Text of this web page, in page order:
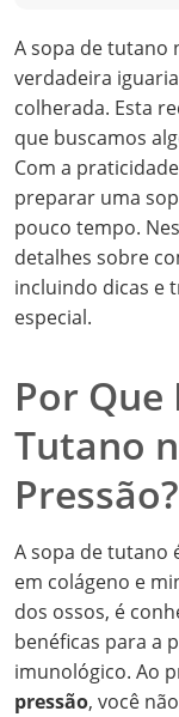
A sopa de tutano
verdadeira
colherada. Esta
que buscamos
Com a
preparar uma
pouco tempo.
detalhes sobre
incluindo dicas e
especial.
Por Que
Tutano
Pressão?
A sopa de tutano
em colágeno e
dos ossos, é
benéficas para a
imunológico. Ao
pressão, você